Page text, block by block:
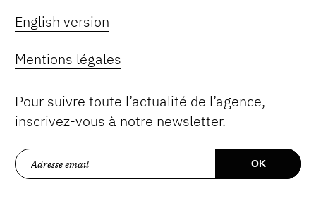
English version
Mentions légales
Pour suivre toute l’actualité de l’agence,
inscrivez-vous à notre newsletter.